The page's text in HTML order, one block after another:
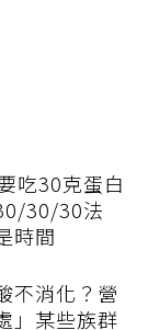
吃30克蛋白
30/30法
時間
不消化？營
」某些族群